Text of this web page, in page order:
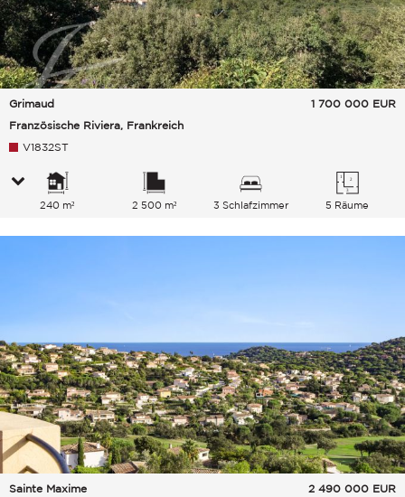
Grimaud
Französische Riviera, Frankreich
1 700 000 EUR
V1832ST
240 m² 2 500 m² 3 Schlafzimmer 5 Räume
Sainte Maxime
2 490 000 EUR